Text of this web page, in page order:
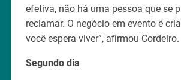
efetiva, não há uma pessoa que se
reclamar. O negócio em evento é
você espera viver”, afirmou Cordeiro.
Segundo dia